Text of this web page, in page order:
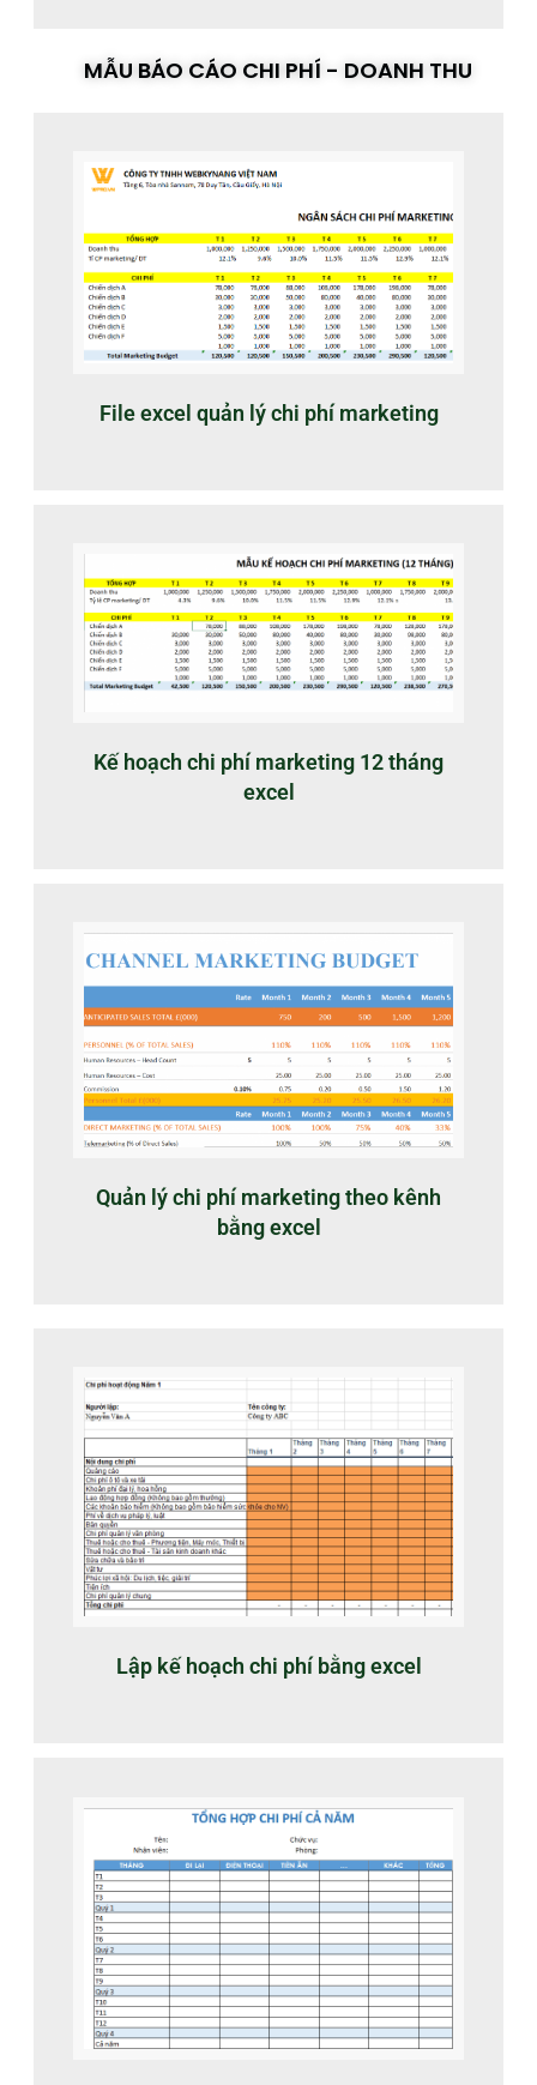
MẪU BÁO CÁO CHI PHÍ - DOANH THU
File excel quản lý chi phí marketing
Kế hoạch chi phí marketing 12 tháng
excel
Quản lý chi phí marketing theo kênh
bằng excel
Lập kế hoạch chi phí bằng excel